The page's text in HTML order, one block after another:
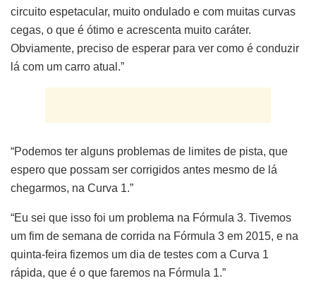
circuito espetacular, muito ondulado e com muitas curvas
cegas, o que é ótimo e acrescenta muito caráter.
Obviamente, preciso de esperar para ver como é conduzir
lá com um carro atual.”
“Podemos ter alguns problemas de limites de pista, que
espero que possam ser corrigidos antes mesmo de lá
chegarmos, na Curva 1.”
“Eu sei que isso foi um problema na Fórmula 3. Tivemos
um fim de semana de corrida na Fórmula 3 em 2015, e na
quinta-feira fizemos um dia de testes com a Curva 1
rápida, que é o que faremos na Fórmula 1.”